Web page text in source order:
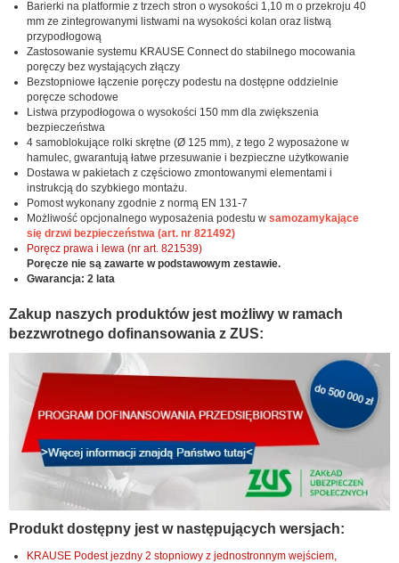
Barierki na platformie z trzech stron o wysokości 1,10 m o przekroju 40
mm ze zintegrowanymi listwami na wysokości kolan oraz listwą
przypodłogową
Zastosowanie systemu KRAUSE Connect do stabilnego mocowania
poręczy bez wystających złączy
Bezstopniowe łączenie poręczy podestu na dostępne oddzielnie
poręcze schodowe
Listwa przypodłogowa o wysokości 150 mm dla zwiększenia
bezpieczeństwa
4 samoblokujące rolki skrętne (Ø 125 mm), z tego 2 wyposażone w
hamulec, gwarantują łatwe przesuwanie i bezpieczne użytkowanie
Dostawa w pakietach z częściowo zmontowanymi elementami i
instrukcją do szybkiego montażu.
Pomost wykonany zgodnie z normą EN 131-7
Możliwość opcjonalnego wyposażenia podestu w samozamykające
się drzwi bezpieczeństwa (art. nr 821492)
Poręcz prawa i lewa (nr art. 821539)
Poręcze nie są zawarte w podstawowym zestawie.
Gwarancja: 2 lata
Zakup naszych produktów jest możliwy w ramach
bezzwrotnego dofinansowania z ZUS:
Produkt dostępny jest w następujących wersjach:
KRAUSE Podest jezdny 2 stopniowy z jednostronnym wejściem,